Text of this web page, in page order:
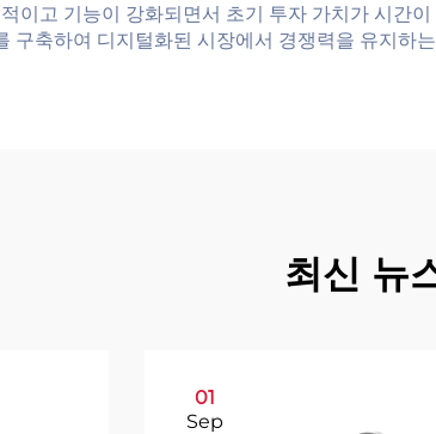
이고 기능이 강화되면서 초기 투자 가치가 시간
구축하여 디지털화된 시장에서 경쟁력을 유지하
최신 뉴
01
Sep